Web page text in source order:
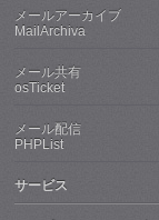
メールアーカイブ
MailArchiva
メール共有
osTicket
メール配信
PHPList
サービス